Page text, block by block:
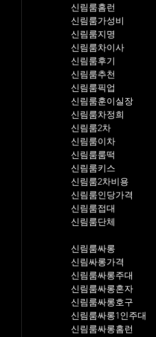
신림룸홈런
신림룸가성비
신림룸지명
신림룸차이사
신림룸후기
신림룸추천
신림룸훈이실장
신림룸차정희
신림룸2차
신림룸이차
신림룸룸떡
신림룸키스
신림룸2차비용
신림룸인당가격
신림룸접대
신림룸단체
신림룸싸롱
신림싸롱가격
신림룸싸롱주대
신림룸싸롱혼자
신림룸싸롱호구
신림룸싸롱1인주대
신림룸싸롱홈런